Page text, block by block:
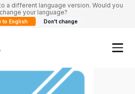
a different language version. Would you
your language?
to English Don't change